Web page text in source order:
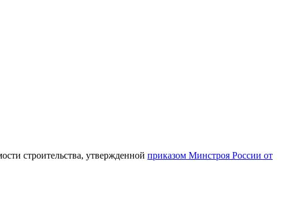
строительства, утвержденной приказом Минстроя России от